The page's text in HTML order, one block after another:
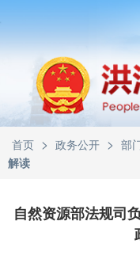
首页 > 政务公开 > 部
解读
自然资源部法规司